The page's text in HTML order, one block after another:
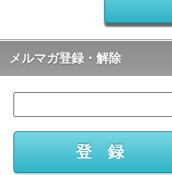
メルマガ登録・解除